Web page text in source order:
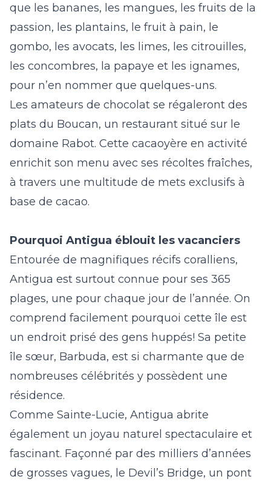
que les bananes, les mangues, les fruits de la
passion, les plantains, le fruit à pain, le
gombo, les avocats, les limes, les citrouilles,
les concombres, la papaye et les ignames,
pour n’en nommer que quelques-uns.
Les amateurs de chocolat se régaleront des
plats du Boucan, un restaurant situé sur le
domaine Rabot. Cette cacaoyère en activité
enrichit son menu avec ses récoltes fraîches,
à travers une multitude de mets exclusifs à
base de cacao.
Pourquoi Antigua éblouit les vacanciers
Entourée de magnifiques récifs coralliens,
Antigua est surtout connue pour ses 365
plages, une pour chaque jour de l’année. On
comprend facilement pourquoi cette île est
un endroit prisé des gens huppés! Sa petite
île sœur, Barbuda, est si charmante que de
nombreuses célébrités y possèdent une
résidence.
Comme Sainte-Lucie, Antigua abrite
également un joyau naturel spectaculaire et
fascinant. Façonné par des milliers d’années
de grosses vagues, le Devil’s Bridge, un pont